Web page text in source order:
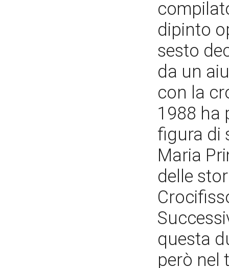
dipinto
sesto
da un
con la
1988 ha
figura di
Maria
delle
questa
però nel